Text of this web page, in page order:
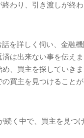
終わり、引き渡しが終
を詳しく伺い、金融機
は出来ない事を伝え
、買主を探していき
買主を見つけること
続く中で、買主を見つ